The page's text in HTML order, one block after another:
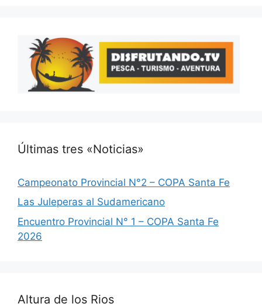
Últimas tres «Noticias»
Campeonato Provincial N°2 – COPA Santa Fe
Las Juleperas al Sudamericano
Encuentro Provincial N° 1 – COPA Santa Fe
2026
Altura de los Rios